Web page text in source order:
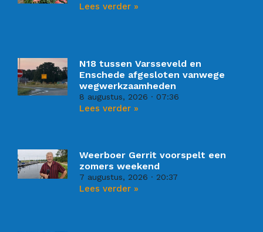
Lees verder »
N18 tussen Varsseveld en
Enschede afgesloten vanwege
wegwerkzaamheden
8 augustus, 2026 07:36
Lees verder »
Weerboer Gerrit voorspelt een
zomers weekend
7 augustus, 2026 20:37
Lees verder »